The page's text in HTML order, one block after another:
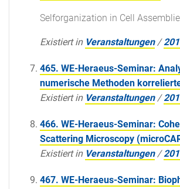
Selforganization in Cell
Existiert in Veranstaltungen /
465. WE-Heraeus-Seminar:
numerische Methoden
Existiert in Veranstaltungen /
466. WE-Heraeus-Seminar:
Scattering Microscopy
Existiert in Veranstaltungen /
467. WE-Heraeus-Seminar: